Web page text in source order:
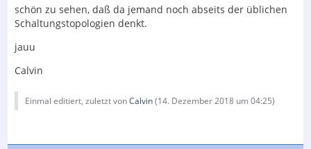
schön zu sehen, daß da jemand noch abseits der üblichen
Schaltungstopologien denkt.
jauu
Calvin
Einmal editiert, zuletzt vonCalvin(14. Dezember 2018 um 04:25)